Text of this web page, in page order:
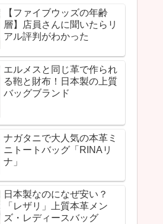
【ファイブウッズの年齢
層】店員さんに聞いたらリ
アル評判がわかった
エルメスと同じ革で作られ
る鞄と財布！日本製の上質
バッグブランド
ナガタニで大人気の本革ミ
ニトートバッグ「RINAリ
ナ」
日本製なのになぜ安い？
「レザリ」上質本革メン
ズ・レディースバッグ